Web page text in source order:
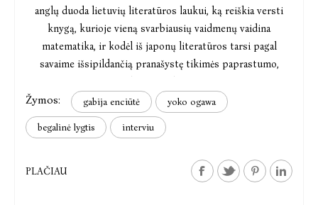
anglų duoda lietuvių literatūros laukui, ką reiškia versti
knygą, kurioje vieną svarbiausių vaidmenų vaidina
matematika, ir kodėl iš japonų literatūros tarsi pagal
savaime išsipildančią pranašystę tikimės paprastumo,
Žymos: gabija enciūtė yoko ogawa
begalinė lygtis interviu
PLAČIAU